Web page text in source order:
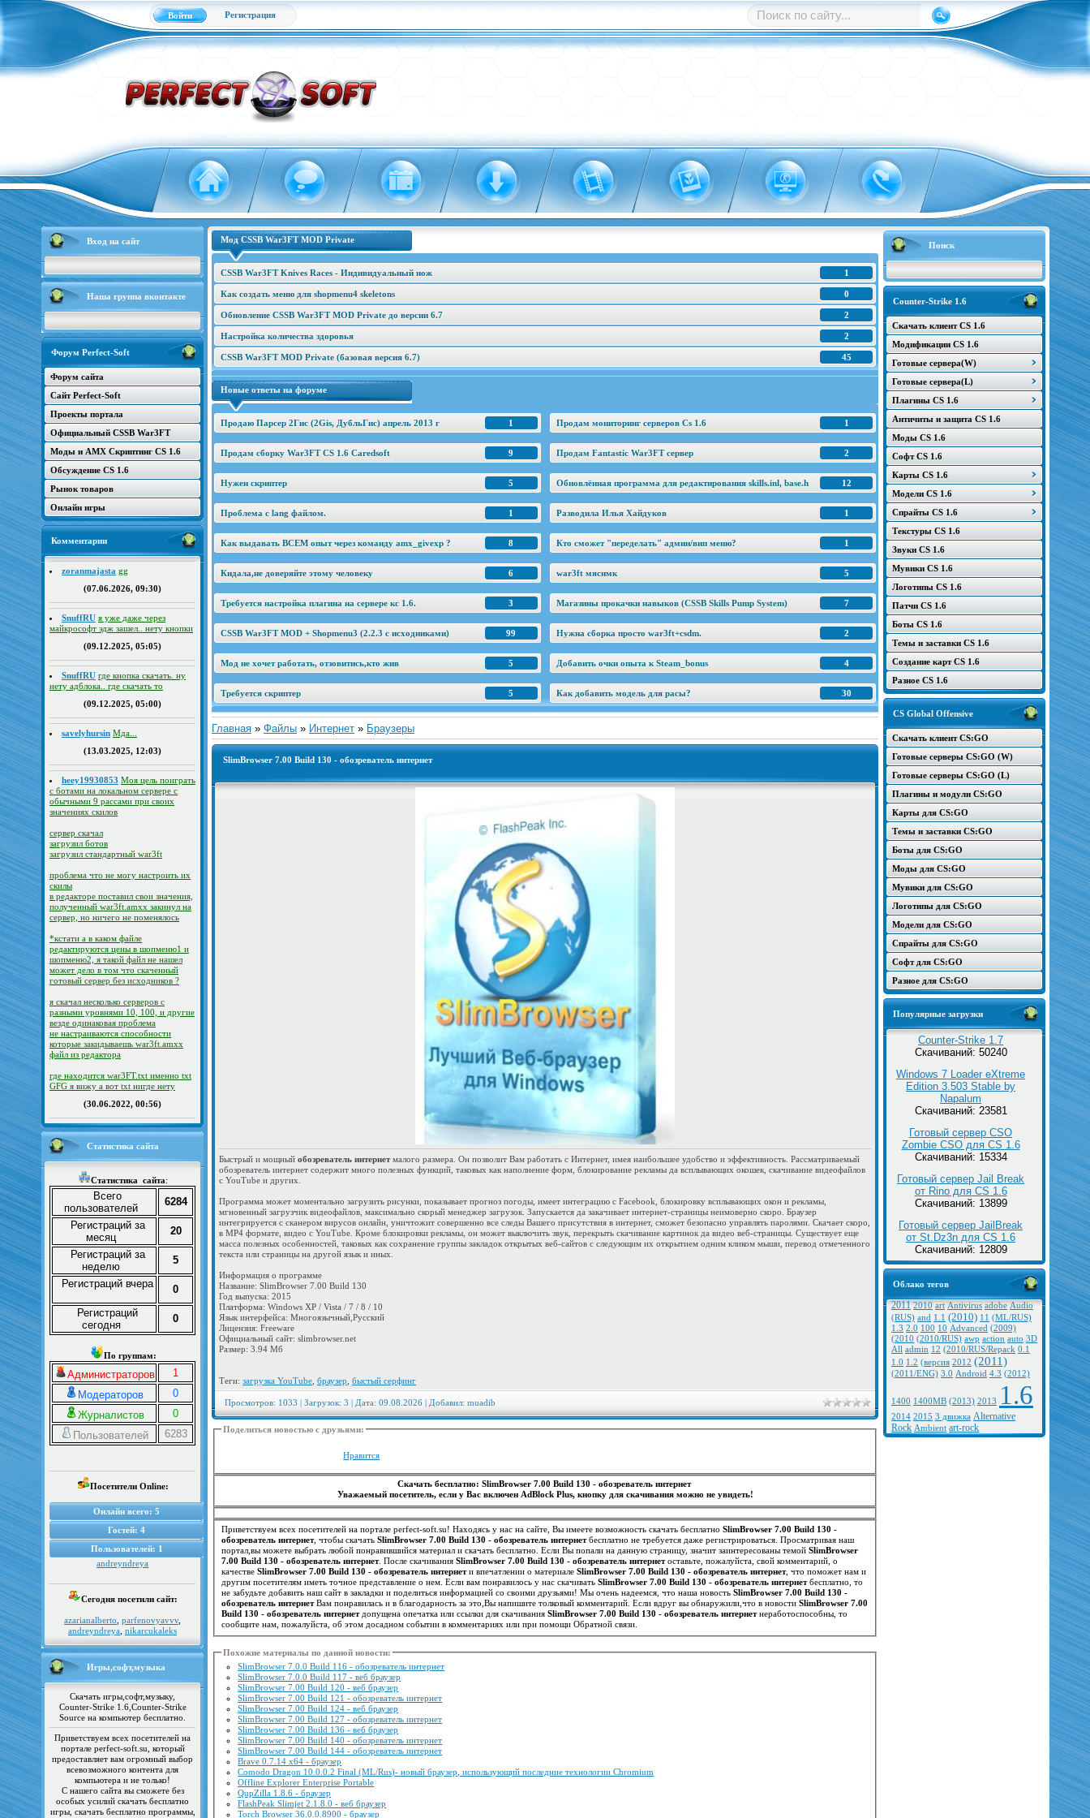
Войти Регистрация
Вход на сайт
Наша группа вконтакте
Форум Perfect-Soft
Форум сайта
Сайт Perfect-Soft
Проекты портала
Официальный CSSB War3FT
Моды и AMX Скриптинг CS 1.6
Обсуждение CS 1.6
Рынок товаров
Онлайн игры
Комментарии
zoranmajasta gg
(07.06.2026, 09:30)
SnuffRU я уже даже через
майкрософт эдж зашел.. нету кнопки
(09.12.2025, 05:05)
SnuffRU где кнопка скачать. ну
нету адблока.. где скачать то
(09.12.2025, 05:00)
savelyhursin Мда...
(13.03.2025, 12:03)
heey19930853 Моя цель поиграть
с ботами на локальном сервере с
обычными 9 рассами при своих
значениях скилов
сервер скачал
загрузил ботов
загрузил стандартный war3ft
проблема что не могу настроить их
скилы
в редакторе поставил свои значения,
полученный war3ft.amxx закинул на
сервер, но ничего не поменялось
*кстати а в каком файле
редактируются цены в шопменю1 и
шопменю2, я такой файл не нашел
может дело в том что скаченный
готовый сервер без исходников ?
я скачал несколько серверов с
разными уровнями 10, 100, и другие
везде одинаковая проблема
не настраиваются способности
которые закидываешь war3ft.amxx
файл из редактора
где находится war3FT.txt именно txt
GFG я вижу а вот txt нигде нету
(30.06.2022, 00:56)
Статистика сайта
Статистика сайта:
Всего
пользователей
6284
Регистраций за
месяц
20
Регистраций за
неделю
5
Регистраций вчера
0
Регистраций
сегодня
0
По группам:
Администраторов
1
Модераторов
0
Журналистов
0
Пользователей
6283
Посетители Online:
Онлайн всего: 5
Гостей: 4
Пользователей: 1
andreyndreya
Сегодня посетили сайт:
azarianalberto parfenovyavvv,
andreyndreya nikarcukaleks
Игры,софт,музыка
Скачать игры,софт,музыку,
Counter-Strike 1.6,Counter-Strike
Source на компьютер бесплатно.
Приветствуем всех посетителей на
портале perfect-soft.su, который
предоставляет вам огромный выбор
всевозможного контента для
компьютера и не только!
С нашего сайта вы сможете без
особых усилий скачать бесплатно
игры, скачать бесплатно программы,
Поиск
Counter-Strike 1.6
Скачать клиент CS 1.6
Модификации CS 1.6
Готовые сервера(W)
Готовые сервера(L)
Плагины CS 1.6
Античиты и защита CS 1.6
Моды CS 1.6
Софт CS 1.6
Карты CS 1.6
Модели CS 1.6
Спрайты CS 1.6
Текстуры CS 1.6
Звуки CS 1.6
Мувики CS 1.6
Логотипы CS 1.6
Патчи CS 1.6
Боты CS 1.6
Темы и заставки CS 1.6
Создание карт CS 1.6
Разное CS 1.6
CS Global Offensive
Скачать клиент CS:GO
Готовые серверы CS:GO (W)
Готовые серверы CS:GO (L)
Плагины и модули CS:GO
Карты для CS:GO
Темы и заставки CS:GO
Боты для CS:GO
Моды для CS:GO
Мувики для CS:GO
Логотипы для CS:GO
Модели для CS:GO
Спрайты для CS:GO
Софт для CS:GO
Разное для CS:GO
Популярные загрузки
Counter-Strike 1.7
Скачиваний: 50240
Windows 7 Loader eXtreme
Edition 3.503 Stable by
Napalum
Скачиваний: 23581
Готовый сервер CSO
Zombie CSO для CS 1.6
Скачиваний: 15334
Готовый сервер Jail Break
от Rino для CS 1.6
Скачиваний: 13899
Готовый сервер JailBreak
от St.Dz3n для CS 1.6
Скачиваний: 12809
Облако тегов
2011 2010 art Antivirus adobe Audio
(RUS) and 1.1 (2010) 11 (ML/RUS)
1.3 2.0 100 10 Advanced (2009)
(2010 (2010/RUS) awp action auto 3D
All admin 12 (2010/RUS/Repack 0.1
1.0 1.2 (версия 2012 (2011)
(2011/ENG) 3.0 Android 4.3 (2012)
1400 1400MB (2013) 2013 1.6
2014 2015 3 движка Alternative
Rock Ambient art-rock
Мод CSSB War3FT MOD Private
1
CSSB War3FT Knives Races - Индивидуальный нож
0
Как создать меню для shopmenu4 skeletons
2
Обновление CSSB War3FT MOD Private до версии 6.7
2
Настройка количества здоровья
45
CSSB War3FT MOD Private (базовая версия 6.7)
Новые ответы на форуме
1
Продаю Парсер 2Гис (2Gis, ДубльГис) апрель 2013 г 1
Продам мониторинг серверов Cs 1.6
9
Продам сборку War3FT CS 1.6 Caredsoft 2
Продам Fantastic War3FT сервер
5
Нужен скриптер 12
Обновлённая программа для редактирования skills.inl, base.h
1
Проблема с lang файлом. 1
Разводила Илья Хайдуков
8
Как выдавать ВСЕМ опыт через команду amx_givexp ? 1
Кто сможет "переделать" админ/вип меню?
6
Кидала,не доверяйте этому человеку 5
war3ft мяснмк
3
Требуется настройка плагина на сервере кс 1.6. 7
Магазины прокачки навыков (CSSB Skills Pump System)
99
CSSB War3FT MOD + Shopmenu3 (2.2.3 c исходниками) 2
Нужна сборка просто war3ft+csdm.
5
Мод не хочет работать, отзовитись,кто жив 4
Добавить очки опыта к Steam_bonus
5
Требуется скриптер 30
Как добавить модель для расы?
Главная » Файлы » Интернет » Браузеры
SlimBrowser 7.00 Build 130 - обозреватель интернет
Быстрый и мощный обозреватель интернетмалого размера. Он позволит Вам работать с Интернет, имея наибольшее удобство и эффективность. Рассматриваемый
обозреватель интернет содержит много полезных функций, таковых как наполнение форм, блокирование рекламы да всплывающих окошек, скачивание видеофайлов
с YouTube и других.
Программа может моментально загрузить рисунки, показывает прогноз погоды, имеет интеграцию с Facebook, блокировку всплывающих окон и рекламы,
мгновенный загрузчик видеофайлов, максимально скорый менеджер загрузок. Запускается да закачивает интернет-страницы неимоверно скоро. Браузер
интегрируется с сканером вирусов онлайн, уничтожит совершенно все следы Вашего присутствия в интернет, сможет безопасно управлять паролями. Скачает скоро,
в MP4 формате, видео с YouTube. Кроме блокировки рекламы, он может выключить звук, перекрыть скачивание картинок да видео веб-страницы. Существует еще
масса полезных особенностей, таковых как сохранение группы закладок открытых веб-сайтов с следующим их открытием одним кликом мыши, перевод отмеченного
текста или страницы на другой язык и иных.
Информация о программе
Название: SlimBrowser 7.00 Build 130
Год выпуска: 2015
Платформа: Windows XP / Vista / 7 / 8 / 10
Язык интерфейса: Многоязычный,Русский
Лицензия: Freeware
Официальный сайт: slimbrowser.net
Размер: 3.94 Мб
Теги: загрузка YouTube браузер быстый серфинг
Просмотров: 1033 | Загрузок: 3 | Дата: 09.08.2026 | Добавил: muadib
Поделиться новостью с друзьями:
Нравится
Скачать бесплатно: SlimBrowser 7.00 Build 130 - обозреватель интернет
Уважаемый посетитель, если у Вас включен AdBlock Plus, кнопку для скачивания можно не увидеть!
Приветствуем всех посетителей на портале perfect-soft.su! Находясь у нас на сайте, Вы имеете возможность скачать бесплатноSlimBrowser 7.00 Build 130 -
обозреватель интернет, чтобы скачатьSlimBrowser 7.00 Build 130 - обозреватель интернетбесплатно не требуется даже регистрироваться. Просматривая наш
портал,вы можете выбрать любой понравившийся материал и скачать бесплатно. Если Вы попали на данную страницу, значит заинтересованы темойSlimBrowser
7.00 Build 130 - обозреватель интернет. После скачиванияSlimBrowser 7.00 Build 130 - обозреватель интернетоставьте, пожалуйста, свой комментарий, о
качествеSlimBrowser 7.00 Build 130 - обозреватель интернети впечатлении о материалеSlimBrowser 7.00 Build 130 - обозреватель интернет, что поможет нам и
другим посетителям иметь точное представление о нем. Если вам понравилось у нас скачиватьSlimBrowser 7.00 Build 130 - обозреватель интернетбесплатно, то
не забудьте добавить наш сайт в закладки и поделиться информацией со своими друзьями! Мы очень надеемся, что наша новостьSlimBrowser 7.00 Build 130 -
обозреватель интернетВам понравилась и в благодарность за это,Вы напишите толковый комментарий. Если вдруг вы обнаружили,что в новостиSlimBrowser 7.00
Build 130 - обозреватель интернетдопущена опечатка или ссылки для скачиванияSlimBrowser 7.00 Build 130 - обозреватель интернетнеработоспособны, то
сообщите нам, пожалуйста, об этом досадном событии в комментариях или при помощи Обратной связи.
Похожие материалы по данной новости:
SlimBrowser 7.0.0 Build 116 - обозреватель интернет
SlimBrowser 7.0.0 Build 117 - веб браузер
SlimBrowser 7.00 Build 120 - веб браузер
SlimBrowser 7.00 Build 121 - обозреватель интернет
SlimBrowser 7.00 Build 124 - веб браузер
SlimBrowser 7.00 Build 127 - обозреватель интернет
SlimBrowser 7.00 Build 136 - веб браузер
SlimBrowser 7.00 Build 140 - обозреватель интернет
SlimBrowser 7.00 Build 144 - обозреватель интернет
Brave 0.7.14 x64 - браузер
Comodo Dragon 10.0.0.2 Final (ML/Rus)- новый браузер, использующий последние технологии Chromium
Offline Explorer Enterprise Portable
QupZilla 1.8.6 - браузер
FlashPeak Slimjet 2.1.8.0 - веб браузер
Torch Browser 36.0.0.8900 - браузер